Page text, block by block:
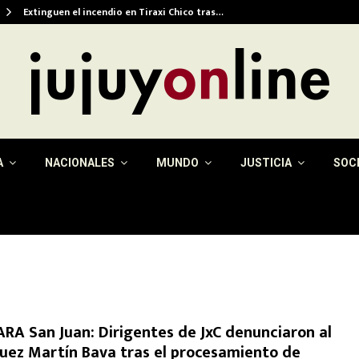
Extinguen el incendio en Tiraxi Chico tras…
NACIONALES MUNDO JUSTICIA
San Juan: Dirigentes de JxC denunciaron al
Martín Bava tras el procesamiento de